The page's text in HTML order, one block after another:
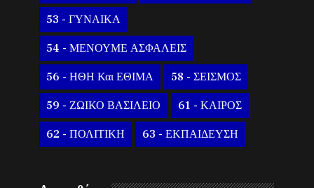
53 - ΓΥΝΑΙΚΑ
54 - ΜΕΝΟΥΜΕ ΑΣΦΑΛΕΙΣ
56 - ΗΘΗ Και ΕΘΙΜΑ 58 - ΣΕΙΣΜΟΣ
59 - ΖΩΙΚΟ ΒΑΣΙΛΕΙΟ 61 - ΚΑΙΡΟΣ
62 - ΠΟΛΙΤΙΚΗ 63 - ΕΚΠΑΙΔΕΥΣΗ